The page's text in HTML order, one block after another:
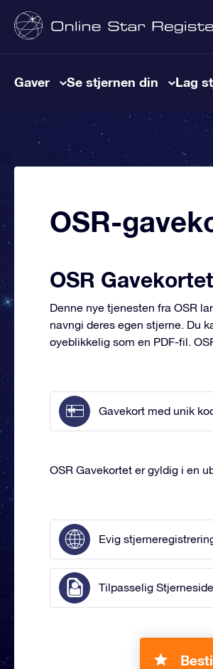
Gaver Se stjernen din Lag
OSR-
OSR
Denne nye tjenesten fra OSR
navngi deres egen stjerne. Du
øyeblikkelig som en PDF-fil.
Gavekort med unik
OSR Gavekortet er gyldig i en
Evig
Tilpasselig Stjerneside